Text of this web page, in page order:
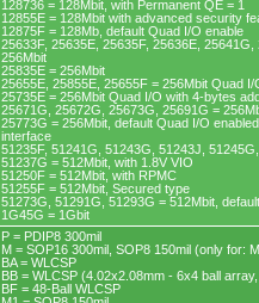
128736 = 128Mbit, with Permanent QE = 1
12855E = 128Mbit with advanced security
12875F = 128Mb, default Quad I/O enable
25633F, 25635E, 25635F, 25636E,
256Mbit
25835E = 256Mbit
25655E, 25855E, 25655F = 256Mbit Quad
25735E = 256Mbit Quad I/O with 4-bytes
25671G, 25672G, 25673G, 25691G =
25773G = 256Mbit, default Quad I/O
interface
51235F, 51241G, 51243G, 51243J,
51237G = 512Mbit, with 1.8V VIO
51250F = 512Mbit, with RPMC
51255F = 512Mbit, Secured type
51273G, 51291G, 51293G = 512Mbit,
1G45G = 1Gbit
P = PDIP8 300mil
M = SOP16 300mil, SOP8 150mil (only for:
BA = WLCSP
BB = WLCSP (4.02x2.08mm - 6x4 ball
BF = 48-Ball WLCSP